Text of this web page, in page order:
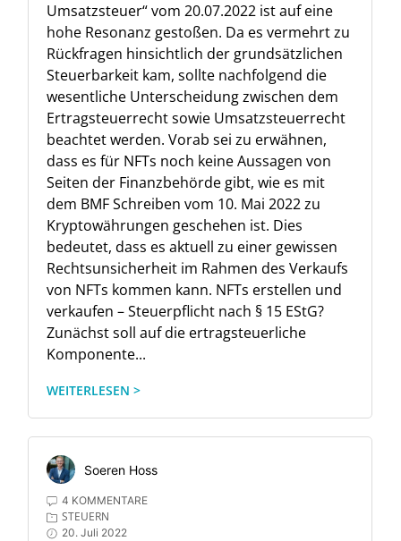
Umsatzsteuer“ vom 20.07.2022 ist auf eine
hohe Resonanz gestoßen. Da es vermehrt zu
Rückfragen hinsichtlich der grundsätzlichen
Steuerbarkeit kam, sollte nachfolgend die
wesentliche Unterscheidung zwischen dem
Ertragsteuerrecht sowie Umsatzsteuerrecht
beachtet werden. Vorab sei zu erwähnen,
dass es für NFTs noch keine Aussagen von
Seiten der Finanzbehörde gibt, wie es mit
dem BMF Schreiben vom 10. Mai 2022 zu
Kryptowährungen geschehen ist. Dies
bedeutet, dass es aktuell zu einer gewissen
Rechtsunsicherheit im Rahmen des Verkaufs
von NFTs kommen kann. NFTs erstellen und
verkaufen – Steuerpflicht nach § 15 EStG?
Zunächst soll auf die ertragsteuerliche
Komponente...
WEITERLESEN >
Soeren Hoss
4 KOMMENTARE
STEUERN
20. Juli 2022